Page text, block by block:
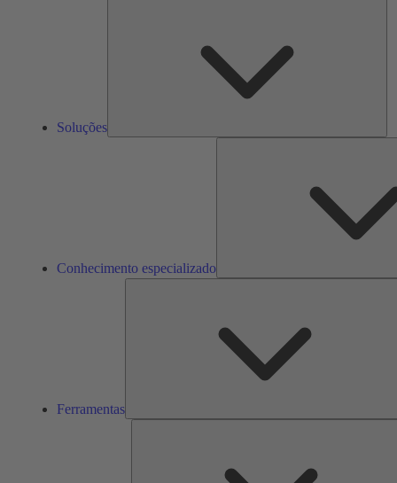
Soluções
Conhecimento especializado
Ferramentas